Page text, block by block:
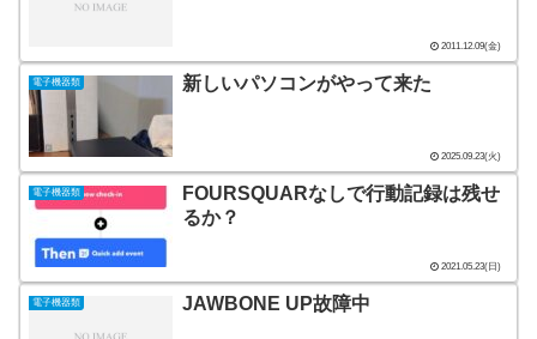
2011.12.09(金)
電子機器類 新しいパソコンがやって来た
2025.09.23(火)
電子機器類
FOURSQUARなしで行動記録は残せ
るか？
2021.05.23(日)
電子機器類 JAWBONE UP故障中